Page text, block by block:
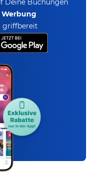
Deine Buchungen
Werbung
griffbereit